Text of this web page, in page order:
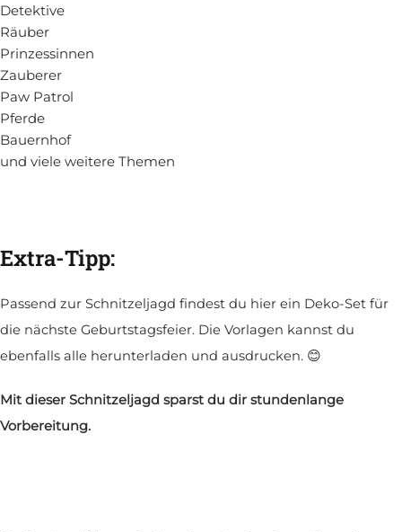
Detektive
Räuber
Prinzessinnen
Zauberer
Paw Patrol
Pferde
Bauernhof
und viele weitere Themen
Extra-Tipp:
Passend zur Schnitzeljagd findest du hier ein Deko-Set für
die nächste Geburtstagsfeier. Die Vorlagen kannst du
ebenfalls alle herunterladen und ausdrucken. 😊
Mit dieser Schnitzeljagd sparst du dir stundenlange
Vorbereitung.